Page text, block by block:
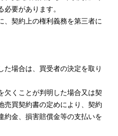
要があります。
、契約上の権利義務を第三者に
場合は、買受者の決定を取り
欠くことが判明した場合又は契
売買契約書の定めにより、契約
約金、損害賠償金等の支払いを